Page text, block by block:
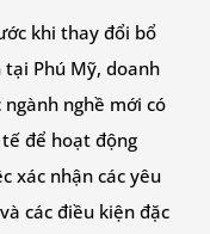
khi thay đổi bổ
tại Phú Mỹ, doanh
nghề mới có
để hoạt động
xác nhận các yêu
các điều kiện đặc